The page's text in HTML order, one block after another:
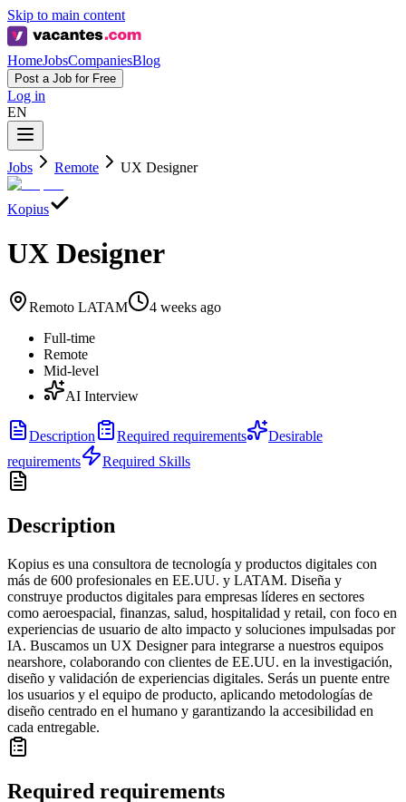
Skip to main content
HomeJobsCompaniesBlog
Post a Job for Free
Log in
EN
Jobs Remote UX Designer
Kopius
UX Designer
Remoto LATAM
4 weeks ago
Full-time
Remote
Mid-level
AI Interview
Description Required requirements
Desirable
requirements
Required Skills
Description
Kopius es una consultora de tecnología y productos digitales con
más de 600 profesionales en EE.UU. y LATAM. Diseña y
construye productos digitales para empresas líderes en sectores
como aeroespacial, finanzas, salud, hospitalidad y retail, con foco en
experiencias de usuario de alto impacto y soluciones impulsadas por
IA. Buscamos un UX Designer para integrarse a nuestros equipos
nearshore, colaborando con clientes de EE.UU. en la investigación,
diseño y validación de experiencias digitales. Serás un puente entre
los usuarios y el equipo de producto, aplicando metodologías de
diseño centrado en el humano y garantizando la accesibilidad en
cada entregable.
Required requirements